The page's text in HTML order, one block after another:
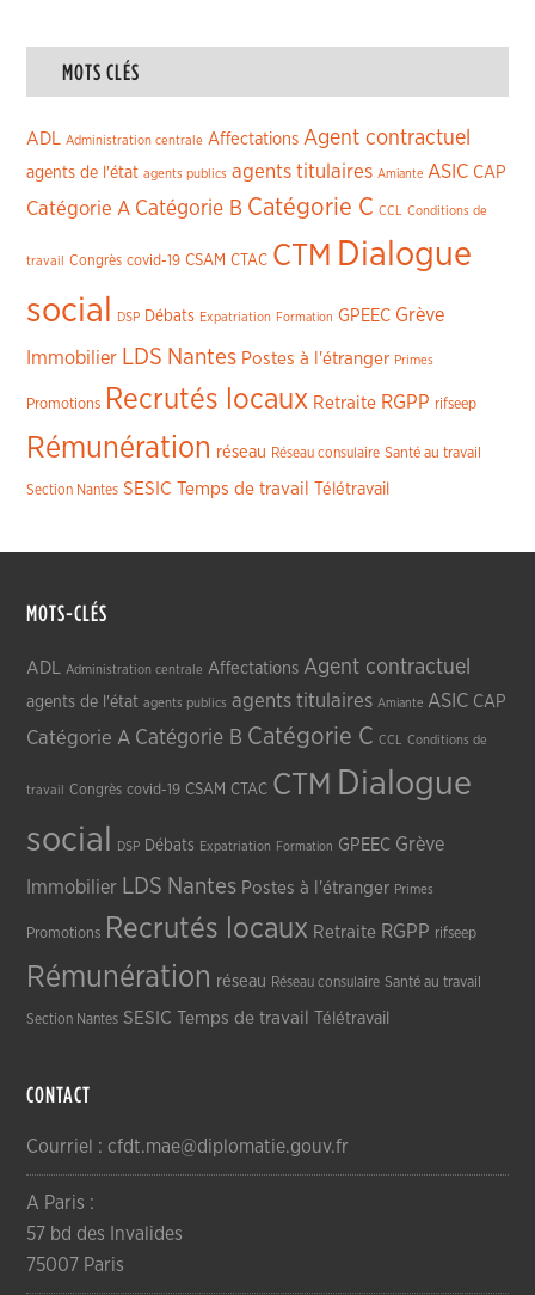
MOTS CLÉS
ADL Administration centrale Affectations Agent contractuel
agents de l'état agents publics agents titulaires Amiante ASIC CAP
Catégorie A Catégorie B Catégorie C CCL Conditions de
travail Congrès covid-19 CSAM CTAC CTM Dialogue
social
DSP Débats Expatriation Formation GPEEC Grève
Immobilier LDS Nantes Postes à l'étranger Primes
Promotions Recrutés locaux Retraite RGPP rifseep
Rémunération réseau Réseau consulaire Santé au travail
Section Nantes SESIC Temps de travail Télétravail
MOTS-CLÉS
ADL Administration centrale Affectations Agent contractuel
agents de l'état agents publics agents titulaires Amiante ASIC CAP
Catégorie A Catégorie B Catégorie C CCL Conditions de
travail Congrès covid-19 CSAM CTAC CTM Dialogue
social
DSP Débats Expatriation Formation GPEEC Grève
Immobilier LDS Nantes Postes à l'étranger Primes
Promotions Recrutés locaux Retraite RGPP rifseep
Rémunération réseau Réseau consulaire Santé au travail
Section Nantes SESIC Temps de travail Télétravail
CONTACT
Courriel : cfdt.mae@diplomatie.gouv.fr
A Paris :
57 bd des Invalides
75007 Paris